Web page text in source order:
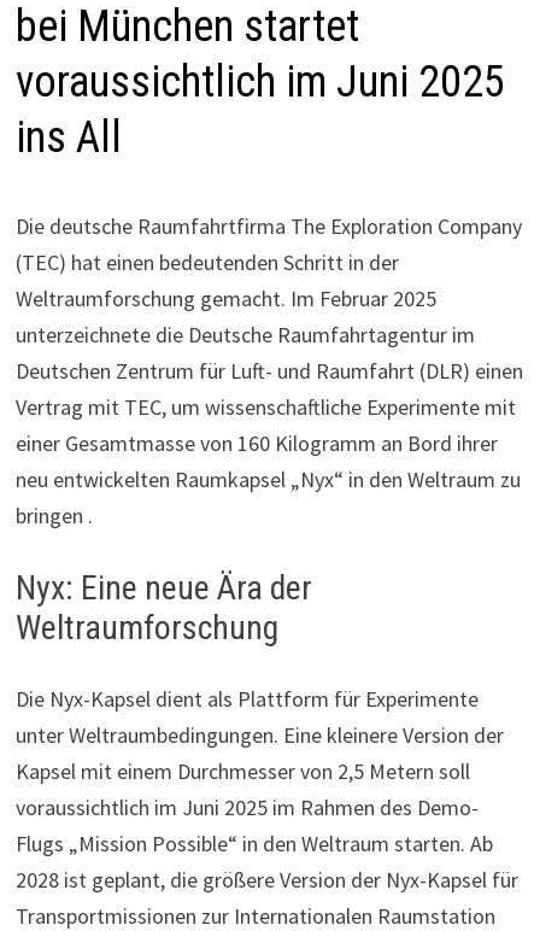
bei München startet
voraussichtlich im Juni 2025
ins All
Die deutsche Raumfahrtfirma The Exploration Company
(TEC) hat einen bedeutenden Schritt in der
Weltraumforschung gemacht. Im Februar 2025
unterzeichnete die Deutsche Raumfahrtagentur im
Deutschen Zentrum für Luft- und Raumfahrt (DLR) einen
Vertrag mit TEC, um wissenschaftliche Experimente mit
einer Gesamtmasse von 160 Kilogramm an Bord ihrer
neu entwickelten Raumkapsel „Nyx“ in den Weltraum zu
bringen .
Nyx: Eine neue Ära der
Weltraumforschung
Die Nyx-Kapsel dient als Plattform für Experimente
unter Weltraumbedingungen. Eine kleinere Version der
Kapsel mit einem Durchmesser von 2,5 Metern soll
voraussichtlich im Juni 2025 im Rahmen des Demo-
Flugs „Mission Possible“ in den Weltraum starten. Ab
2028 ist geplant, die größere Version der Nyx-Kapsel für
Transportmissionen zur Internationalen Raumstation